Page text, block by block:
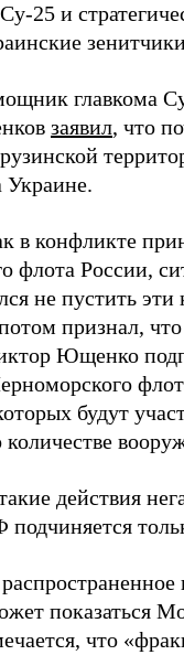
25 и
главкома
заявил, что
Украине.
в конфликте
флота России,
не пустить
признал,
Ющенко
будут
количестве
действия
подчиняется
показаться
что